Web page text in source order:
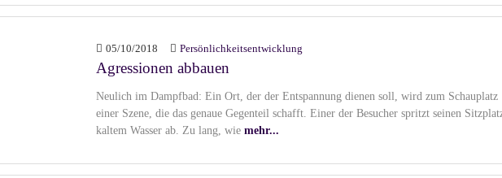
05/10/2018 Persönlichkeitsentwicklung
Agressionen abbauen
Neulich im Dampfbad: Ein Ort, der der Entspannung dienen soll, wird zum Schauplatz
einer Szene, die das genaue Gegenteil schafft. Einer der Besucher spritzt seinen
kaltem Wasser ab. Zu lang, wie mehr...